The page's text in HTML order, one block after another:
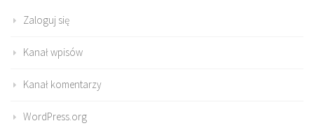
Zaloguj się
Kanał wpisów
Kanał komentarzy
WordPress.org